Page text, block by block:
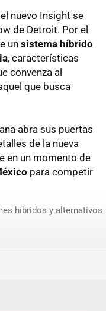
nuevo Insight se
de Detroit. Por el
un sistema híbrido
, características
convenza al
que busca
abra sus puertas
de la nueva
en un momento de
para competir
híbridos y alternativos